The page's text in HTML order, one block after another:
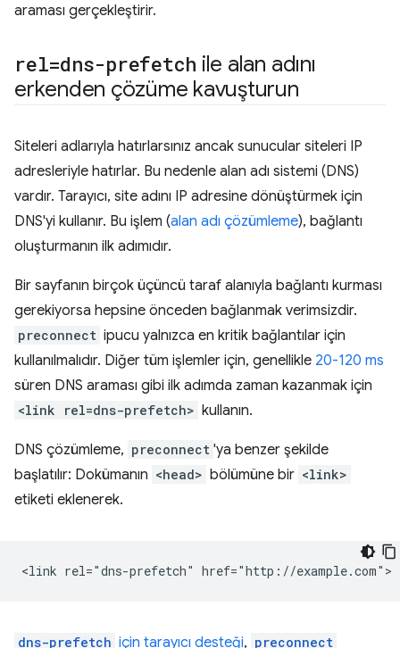
araması gerçekleştirir.
rel=dns-prefetch ile alan adını
erkenden çözüme kavuşturun
Siteleri adlarıyla hatırlarsınız ancak sunucular siteleri IP
adresleriyle hatırlar. Bu nedenle alan adı sistemi (DNS)
vardır. Tarayıcı, site adını IP adresine dönüştürmek için
DNS'yi kullanır. Bu işlem (alan adı çözümleme), bağlantı
oluşturmanın ilk adımıdır.
Bir sayfanın birçok üçüncü taraf alanıyla bağlantı kurması
gerekiyorsa hepsine önceden bağlanmak verimsizdir.
preconnect ipucu yalnızca en kritik bağlantılar için
kullanılmalıdır. Diğer tüm işlemler için, genellikle 20-120 ms
süren DNS araması gibi ilk adımda zaman kazanmak için
<link rel=dns-prefetch> kullanın.
DNS çözümleme, preconnect 'ya benzer şekilde
başlatılır: Dokümanın <head> bölümüne bir <link>
etiketi eklenerek.
dns-prefetch için tarayıcı desteği, preconnect